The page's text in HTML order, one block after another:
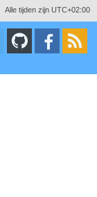
Alle tijden zijn UTC+02:00